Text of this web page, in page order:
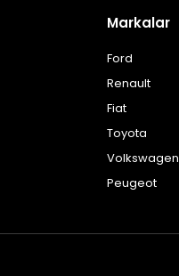
Markalar
Ford
Renault
Fiat
Toyota
Volkswagen
Peugeot